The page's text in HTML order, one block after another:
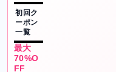
初回ク
ーポン
一覧
最大
70%O
FF